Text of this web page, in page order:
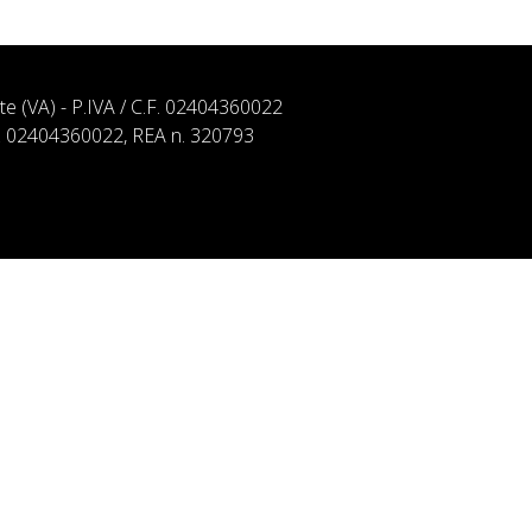
(VA) - P.IVA / C.F. 02404360022
REA n. 320793